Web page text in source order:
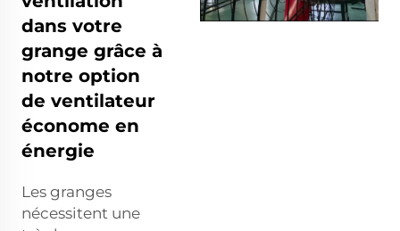
dans votre
grange grâce à
notre option
de ventilateur
économe en
énergie
Les granges
nécessitent une